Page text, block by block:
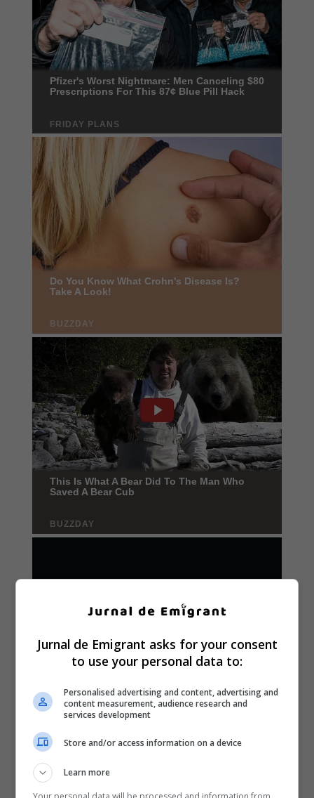
Jurnal de Emigrant asks for your consent
to use your personal data to:
Personalised advertising and content, advertising and
content measurement, audience research and
services development
Store and/or access information on a device
Learn more